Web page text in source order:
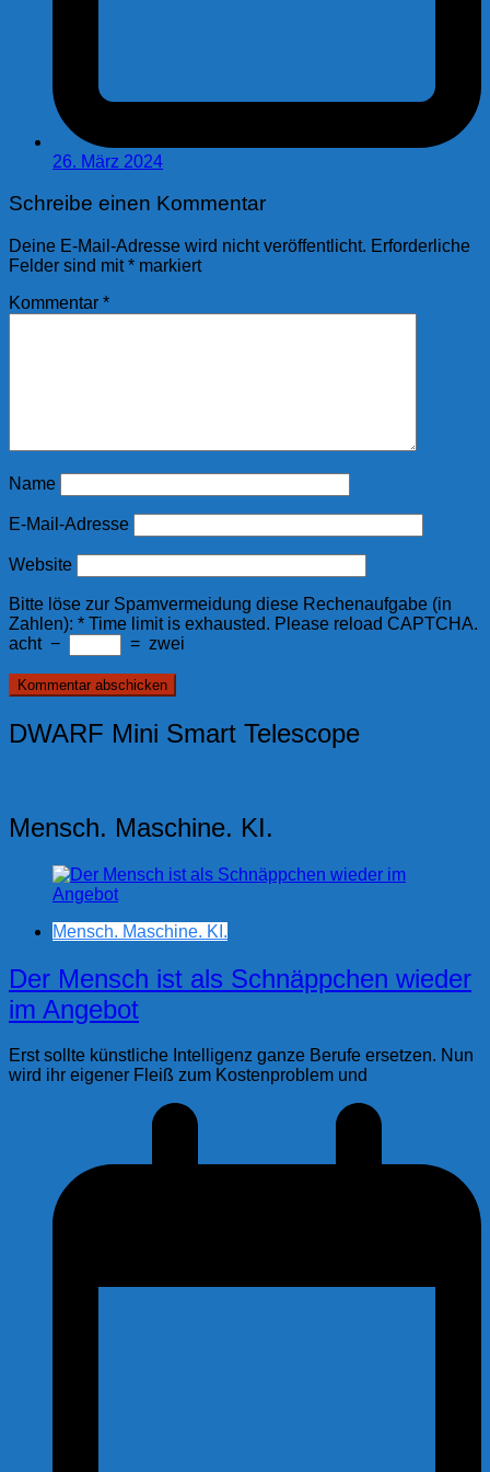
26. März 2024
Schreibe einen Kommentar
Deine E-Mail-Adresse wird nicht veröffentlicht. Erforderliche
Felder sind mit* markiert
Kommentar *
Name
E-Mail-Adresse
Website
Bitte löse zur Spamvermeidung diese Rechenaufgabe (in
Zahlen): * Time limit is exhausted. Please reload CAPTCHA.
acht − = zwei
DWARF Mini Smart Telescope
Mensch. Maschine. KI.
Mensch. Maschine. KI.
Der Mensch ist als Schnäppchen wieder
im Angebot
Erst sollte künstliche Intelligenz ganze Berufe ersetzen. Nun
wird ihr eigener Fleiß zum Kostenproblem und